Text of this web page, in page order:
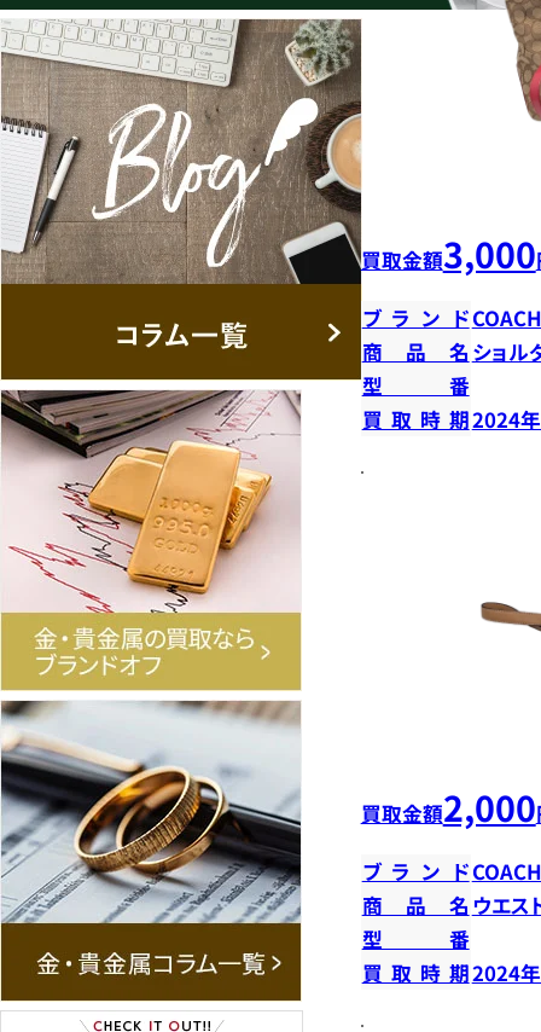
買取金額3,000
ブランドCOACH
商品名 ショル
型番
買取時期2024
買取金額2,000
ブランドCOACH
商品名 ウエス
型番
買取時期2024